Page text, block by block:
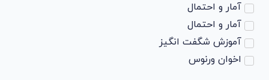
آمار و احتمال
آمار و احتمال
آموزش شگفت انگیز
اخوان ورنوس